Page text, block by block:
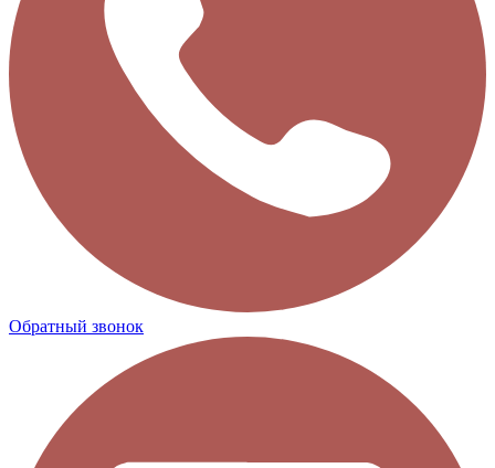
Обратный звонок